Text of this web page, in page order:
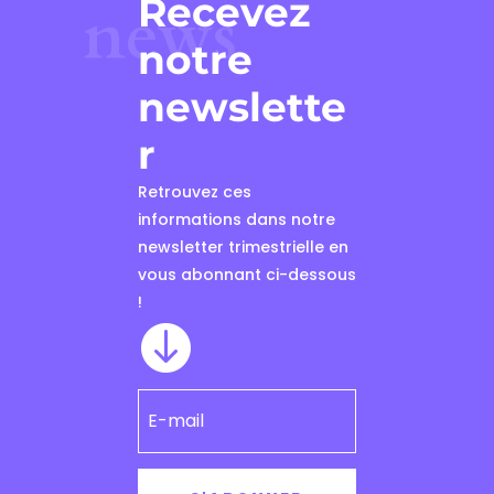
news
Recevez
notre
newslette
r
Retrouvez ces
informations dans notre
newsletter trimestrielle en
vous abonnant ci-dessous
!
